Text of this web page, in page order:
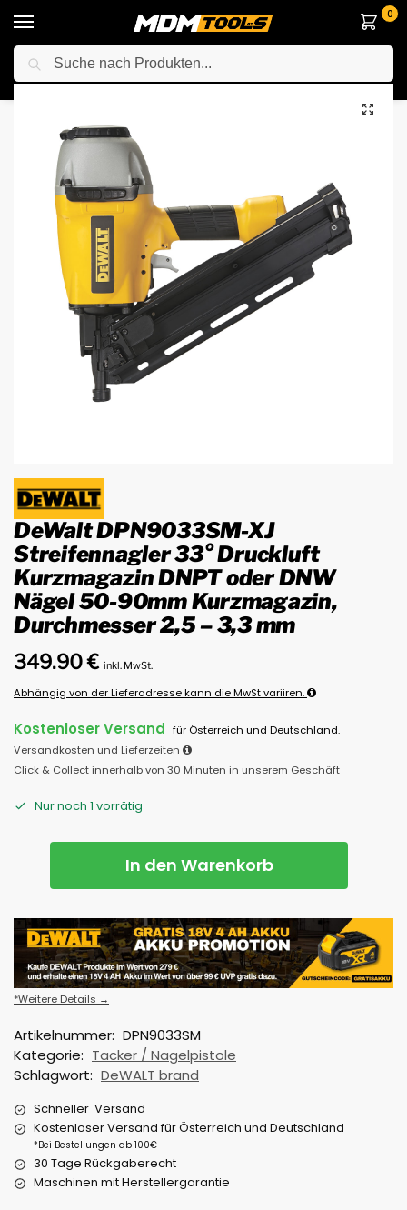
0
Startseite / Elektrowerkzeuge / Anderes Elektrowerkzeuge
DeWalt DPN9033SM-XJ
Streifennagler 33° Druckluft
Kurzmagazin DNPT oder DNW
Nägel 50-90mm Kurzmagazin,
Durchmesser 2,5 – 3,3 mm
349.90€ inkl. MwSt.
Abhängig von der Lieferadresse kann die MwSt variiren.
Kostenloser Versand für Österreich und Deutschland.
Versandkosten und Lieferzeiten
Click & Collect innerhalb von 30 Minuten in unserem Geschäft
Nur noch 1 vorrätig
In den Warenkorb
*Weitere Details →
Artikelnummer: DPN9033SM
Kategorie: Tacker / Nagelpistole
Schlagwort: DeWALT brand
Schneller Versand
Kostenloser Versand für Österreich und Deutschland
*Bei Bestellungen ab 100€
30 Tage Rückgaberecht
Maschinen mit Herstellergarantie